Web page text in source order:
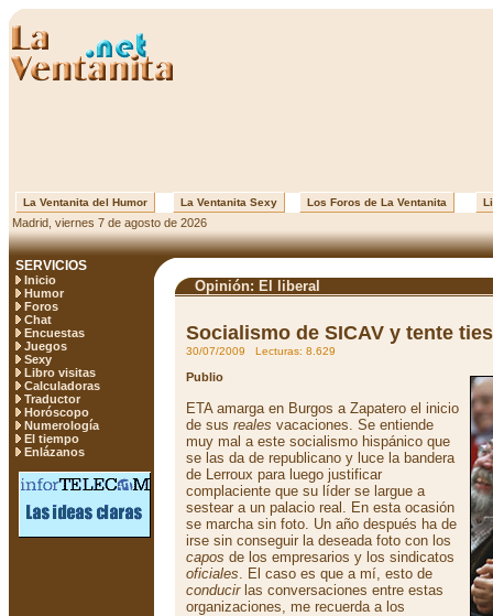
La Ventanita del Humor La Ventanita Sexy Los Foros de La Ventanita
Madrid, viernes 7 de agosto de 2026
SERVICIOS
Inicio
Humor
Foros
Chat
Encuestas
Juegos
Sexy
Libro visitas
Calculadoras
Traductor
Horóscopo
Numerología
El tiempo
Enlázanos
Opinión: El liberal
Socialismo de SICAV y tente
30/07/2009 Lecturas: 8.629
Publio
ETA amarga en Burgos a Zapatero el inicio
de sus reales vacaciones. Se entiende
muy mal a este socialismo hispánico que
se las da de republicano y luce la bandera
de Lerroux para luego justificar
complaciente que su líder se largue a
sestear a un palacio real. En esta ocasión
se marcha sin foto. Un año después ha de
irse sin conseguir la deseada foto con los
capos de los empresarios y los sindicatos
oficiales. El caso es que a mí, esto de
conducirlas conversaciones entre estas
organizaciones, me recuerda a los